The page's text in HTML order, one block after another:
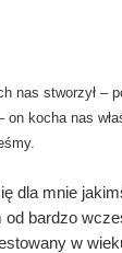
nas stworzył –
on kocha nas
dla mnie
od bardzo
w